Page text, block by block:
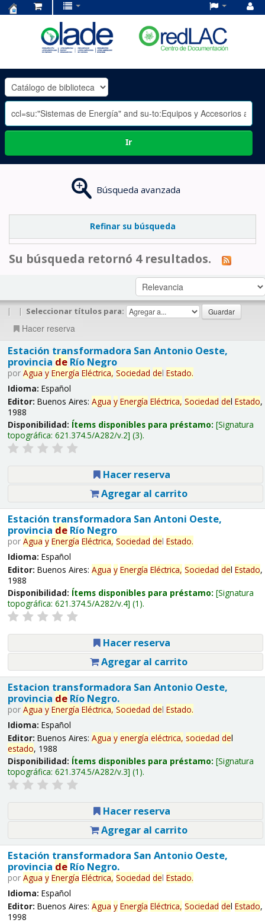
OLADE
-
Ir
Búsqueda avanzada
Refinar su búsqueda
Su búsqueda retornó 4 resultados.
| | Seleccionar títulos para:
Hacer reserva
Estación transformadora San Antonio Oeste,
provincia deRío Negro
por Agua y Energía Eléctrica, Sociedad del Estado.
Idioma: Español
Editor: Buenos Aires: Agua y Energía Eléctrica, Sociedad del Estado,
1988
Disponibilidad: Ítems disponibles para préstamo: Signatura
topográfica: 621.374.5/A282/v.2 (3).
Hacer reserva
Agregar al carrito
Estación transformadora San Antoni Oeste,
provincia deRío Negro
por Agua y Energía Eléctrica, Sociedad del Estado.
Idioma: Español
Editor: Buenos Aires: Agua y Energía Eléctrica, Sociedad del Estado,
1988
Disponibilidad: Ítems disponibles para préstamo: Signatura
topográfica: 621.374.5/A282/v.4 (1).
Hacer reserva
Agregar al carrito
Estacion transformadora San Antonio Oeste,
provincia deRío Negro.
por Agua y Energía Eléctrica, Sociedad del Estado.
Idioma: Español
Editor: Buenos Aires: Agua y energía eléctrica, sociedad del
estado, 1988
Disponibilidad: Ítems disponibles para préstamo: Signatura
topográfica: 621.374.5/A282/v.3 (1).
Hacer reserva
Agregar al carrito
Estación transformadora San Antonio Oeste,
provincia deRío Negro.
por Agua y Energía Eléctrica, Sociedad del Estado.
Idioma: Español
Editor: Buenos Aires: Agua y Energía Eléctrica, Sociedad del Estado,
1998